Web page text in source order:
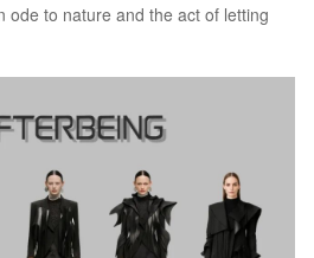
ode to nature and the act of letting